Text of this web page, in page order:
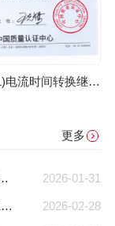
HHD8(DJ1)电流时间转换继电器3C证书 【CCC】
更多
2026-01-31
表彰总结大会暨新年酒会成功举办！
2026-02-28
马上欣程 同心共跃 | 欣灵电气2026年开工大吉！